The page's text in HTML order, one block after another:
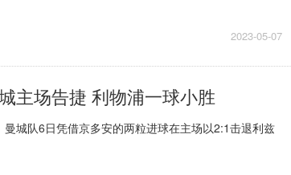
2023-05-07
主场告捷 利物浦一球小胜
城队6日凭借京多安的两粒进球在主场以2:1击退利兹